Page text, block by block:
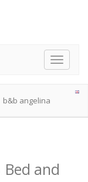
Toggle
b&b angelina
Bed and